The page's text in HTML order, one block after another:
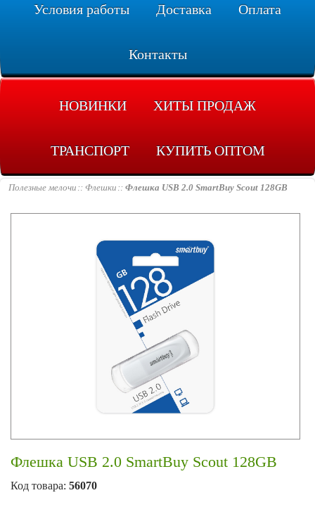
Условия работы Доставка Оплата
Контакты
НОВИНКИ ХИТЫ ПРОДАЖ
ТРАНСПОРТ КУПИТЬ ОПТОМ
Полезные мелочи Флешки Флешка USB 2.0 SmartBuy Scout 128GB
Флешка USB 2.0 SmartBuy Scout 128GB
Код товара: 56070